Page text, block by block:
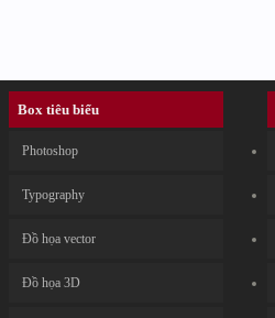
Box tiêu biểu
Photoshop
Typography
Đồ họa vector
Đồ họa 3D